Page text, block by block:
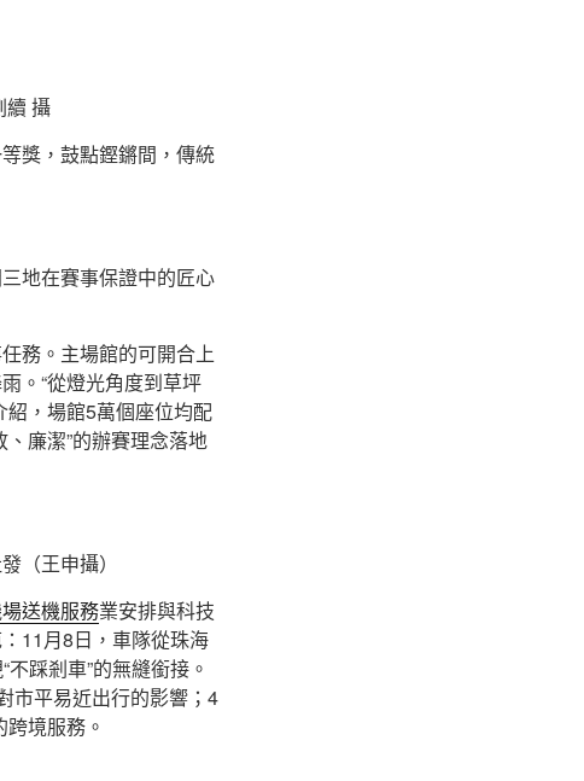
續 攝
獎，鼓點鏗鏘間，傳統
地在賽事保證中的匠心
務。主場館的可開合上
。“從燈光角度到草坪
紹，場館5萬個座位均配
廉潔”的辦賽理念落地
（王申攝）
送機服務業安排與科技
11月8日，車隊從珠海
踩剎車”的無縫銜接。
市平易近出行的影響；4
境服務。